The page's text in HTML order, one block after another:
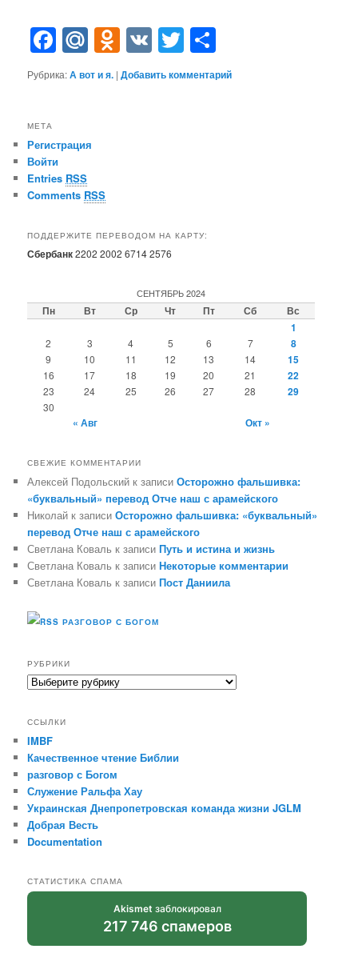
Facebook
Mail.Ru
Odnoklassniki
VKTwitter
Рубрика:А вот и я. |Добавить комментарий
МЕТА
Регистрация
Войти
Entries RSS
Comments RSS
ПОДДЕРЖИТЕ ПЕРЕВОДОМ НА КАРТУ:
Сбербанк2202 2002 6714 2576
СЕНТЯБРЬ 2024
Пн Вт Ср Чт Пт Сб
Вс
1
2 3 4 5 6 7 8
9 10 11 12 13 14 15
16 17 18 19 20 21 22
23 24 25 26 27 28 29
30
« Авг Окт »
СВЕЖИЕ КОММЕНТАРИИ
Алексей Подольский к записиОсторожно фальшивка:
«буквальный» перевод Отче наш с арамейского
Николай к записиОсторожно фальшивка: «буквальный»
перевод Отче наш с арамейского
Светлана Коваль к записиПуть и истина и жизнь
Светлана Коваль к записиНекоторые комментарии
Светлана Коваль к записиПост Даниила
РАЗГОВОР С БОГОМ
РУБРИКИ
Рубрики
ССЫЛКИ
IMBF
Качественное чтение Библии
разговор с Богом
Служение Ральфа Хау
Украинская Днепропетровская команда жизни JGLM
Добрая Весть
Documentation
СТАТИСТИКА СПАМА
Akismet заблокировал
217 746 спамеров